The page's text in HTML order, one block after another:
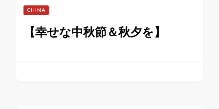
CHINA
【幸せな中秋節＆秋夕を】